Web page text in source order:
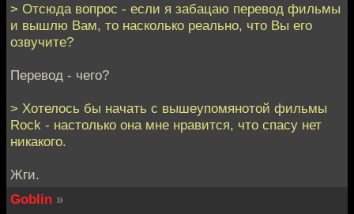
> Отсюда вопрос - если я забацаю перевод фильмы
и вышлю Вам, то насколько реально, что Вы его
озвучите?
Перевод - чего?
> Хотелось бы начать с вышеупомянотой фильмы
Rock - настолько она мне нравится, что спасу нет
никакого.
Жги.
Goblin »